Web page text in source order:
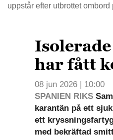
uppstår efter utbrottet
har fått
08 jun 2026 | 10:00
SPANIEN RIKS
karantän på ett
ett
med bekräftad